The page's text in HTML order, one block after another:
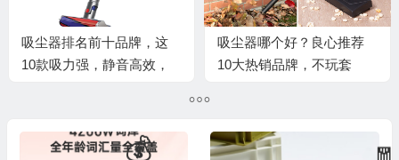
吸尘器排名前十品牌，这
10款吸力强，静音高效，
吸尘器哪个好？良心推荐
10大热销品牌，不玩套